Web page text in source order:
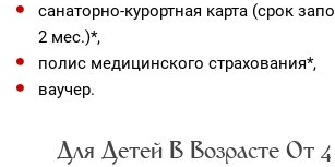
санаторно-курортная карта (срок
2 мес.)*,
полис медицинского страхования*,
ваучер.
Для Детей В Возрасте От